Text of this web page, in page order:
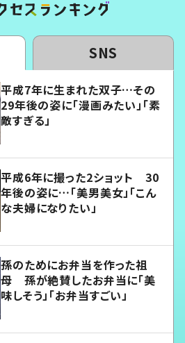
SNS
平成7年に生まれた双子…その
29年後の姿に「漫画みたい」「素
敵すぎる」
平成6年に撮った2ショット 30
年後の姿に…「美男美女」「こん
な夫婦になりたい」
孫のためにお弁当を作った祖
母 孫が絶賛したお弁当に「美
味しそう」「お弁当すごい」